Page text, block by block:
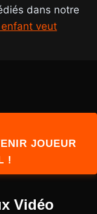
dans notre
veut
JOUEUR
!
Vidéo